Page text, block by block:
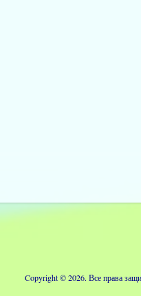
Copyright © 2026. Все права